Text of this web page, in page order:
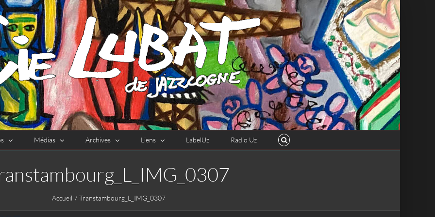
Médias Archives Liens LabelUz Radio Uz
Accueil Transtambourg_L_IMG_0307